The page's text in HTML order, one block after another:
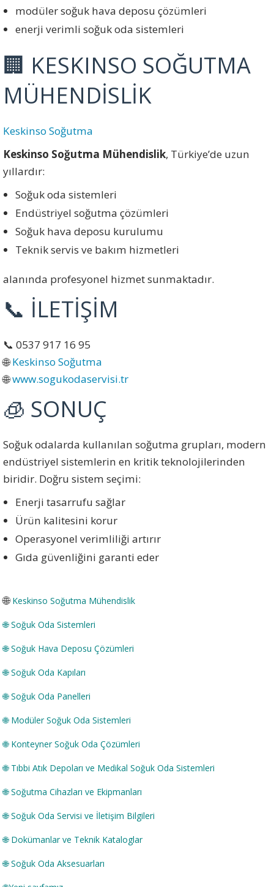
modüler soğuk hava deposu çözümleri
enerji verimli soğuk oda sistemleri
🏢 KESKINSO SOĞUTMA
MÜHENDİSLİK
Keskinso Soğutma
Keskinso Soğutma Mühendislik, Türkiye’de uzun
yıllardır:
Soğuk oda sistemleri
Endüstriyel soğutma çözümleri
Soğuk hava deposu kurulumu
Teknik servis ve bakım hizmetleri
alanında profesyonel hizmet sunmaktadır.
📞 İLETİŞİM
📞 0537 917 16 95
🌐Keskinso Soğutma
🌐www.sogukodaservisi.tr
🧊 SONUÇ
Soğuk odalarda kullanılan soğutma grupları, modern
endüstriyel sistemlerin en kritik teknolojilerinden
biridir. Doğru sistem seçimi:
Enerji tasarrufu sağlar
Ürün kalitesini korur
Operasyonel verimliliği artırır
Gıda güvenliğini garanti eder
🌐 Keskinso Soğutma Mühendislik
🌐Soğuk Oda Sistemleri
🌐Soğuk Hava Deposu Çözümleri
🌐Soğuk Oda Kapıları
🌐Soğuk Oda Panelleri
🌐 Modüler Soğuk Oda Sistemleri
🌐 Konteyner Soğuk Oda Çözümleri
🌐 Tıbbi Atık Depoları ve Medikal Soğuk Oda Sistemleri
🌐Soğutma Cihazları ve Ekipmanları
🌐Soğuk Oda Servisi ve İletişim Bilgileri
🌐 Dokümanlar ve Teknik Kataloglar
🌐Soğuk Oda Aksesuarları